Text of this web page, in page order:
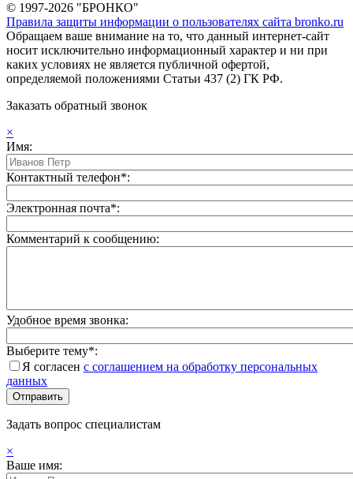
© 1997-2026 "БРОНКО"
Правила защиты информации о пользователях сайта bronko.ru
Обращаем ваше внимание на то, что данный интернет-сайт
носит исключительно информационный характер и ни при
каких условиях не является публичной офертой,
определяемой положениями Статьи 437 (2) ГК РФ.
Заказать обратный звонок
×
Имя:
Контактный телефон*:
Электронная почта*:
Комментарий к сообщению:
Удобное время звонка:
Выберите тему*:
Я согласен с соглашением на обработку персональных
данных
Задать вопрос специалистам
×
Ваше имя: